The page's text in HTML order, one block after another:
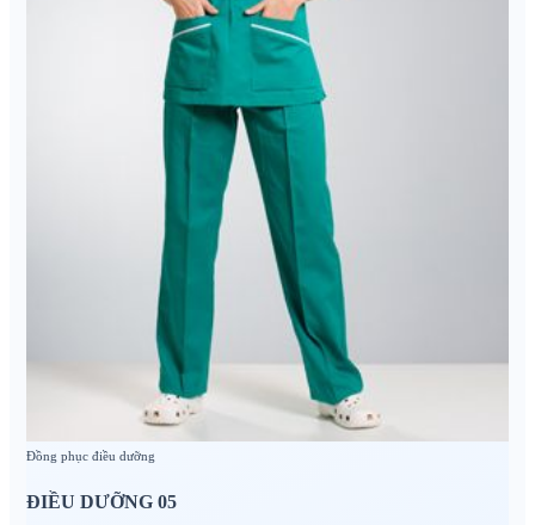
Đồng phục điều dưỡng
ĐIỀU DƯỠNG 05